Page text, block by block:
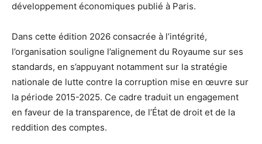
développement économiques publié à Paris.
Dans cette édition 2026 consacrée à l’intégrité,
l’organisation souligne l’alignement du Royaume sur ses
standards, en s’appuyant notamment sur la stratégie
nationale de lutte contre la corruption mise en œuvre sur
la période 2015-2025. Ce cadre traduit un engagement
en faveur de la transparence, de l’État de droit et de la
reddition des comptes.